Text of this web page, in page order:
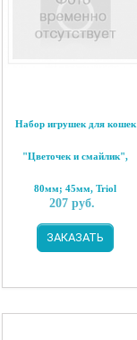
Набор игрушек для кошек
"Цветочек и смайлик",
80мм; 45мм, Triol
207 руб.
ЗАКАЗАТЬ